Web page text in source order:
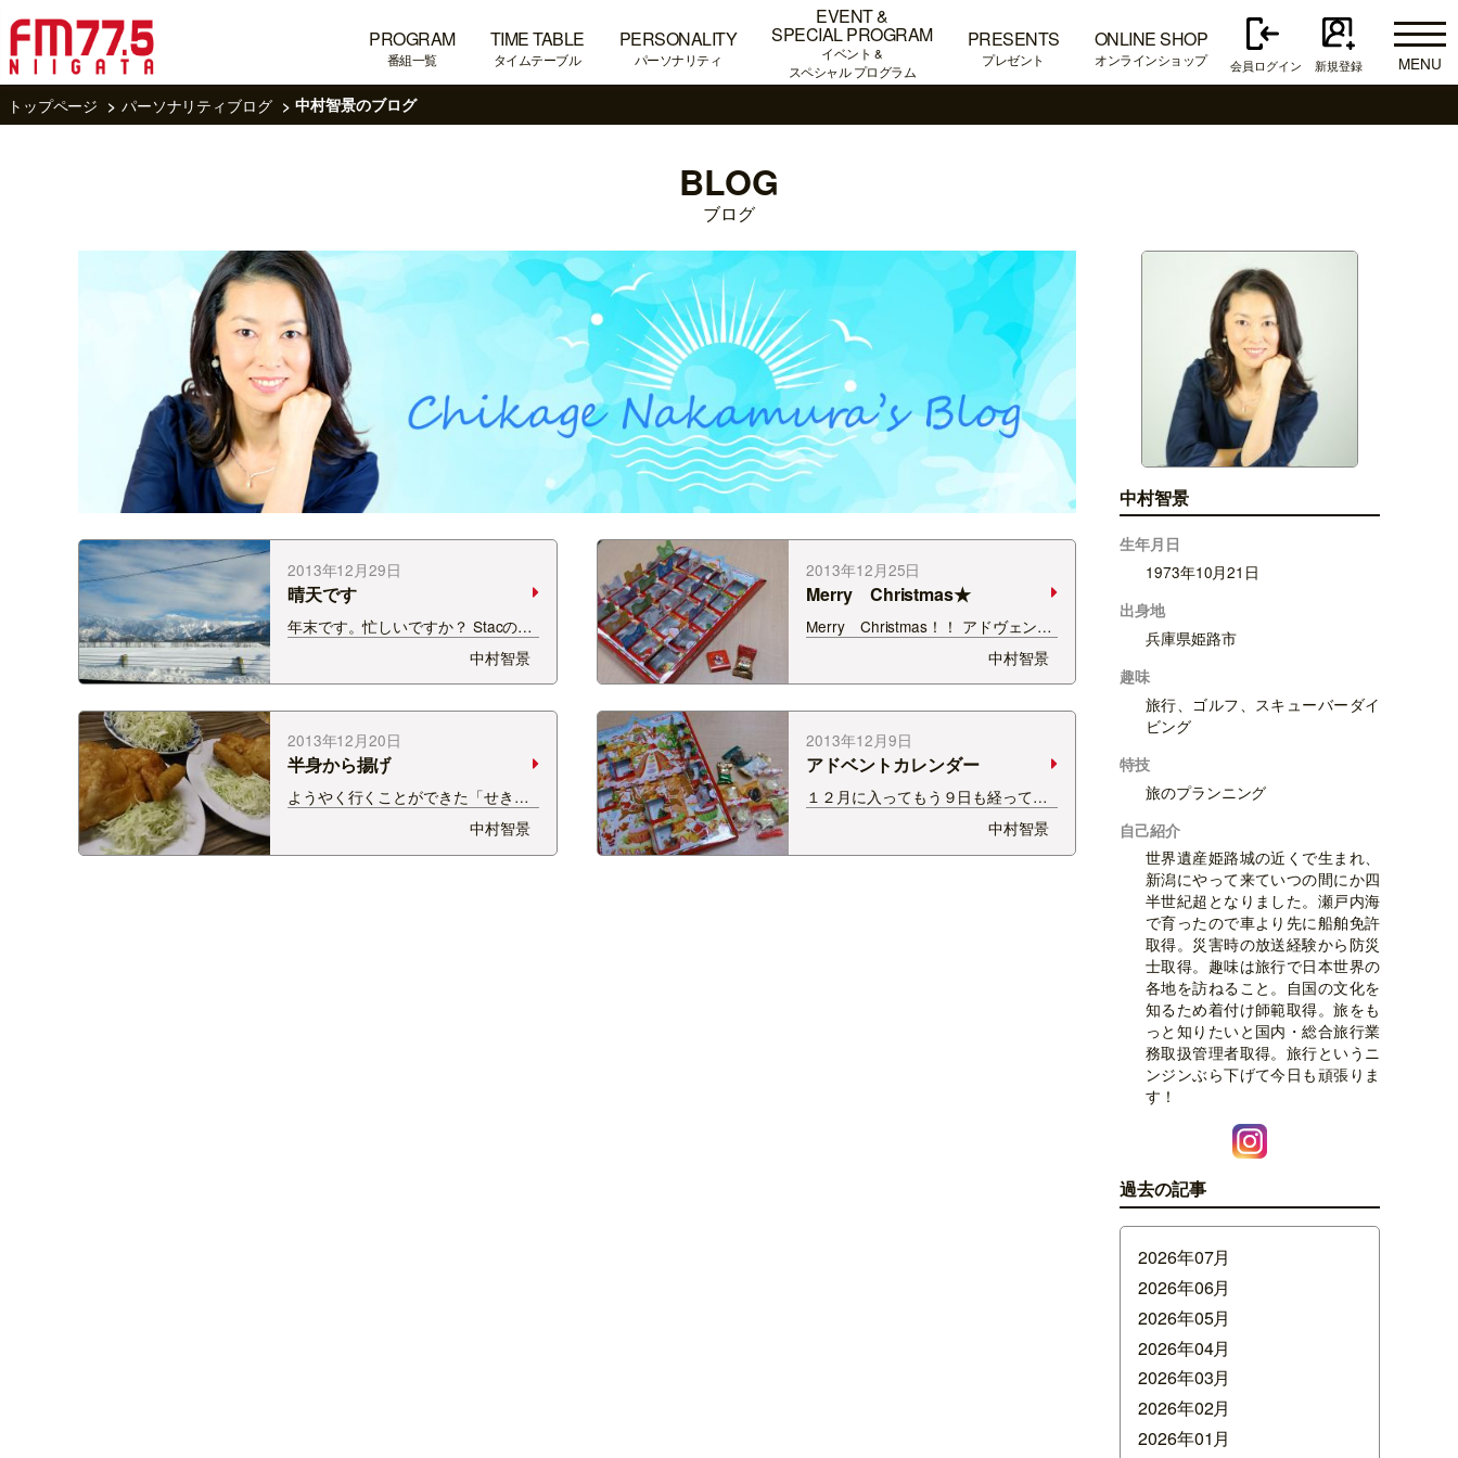
PROGRAM
番組一覧
TIME TABLE
タイムテーブル
PERSONALITY
パーソナリティ
EVENT &
SPECIAL PROGRAM
イベント &
スペシャル プログラム
PRESENTS
プレゼント
ONLINE SHOP
オンラインショップ 会員ログイン 新規登録
MENU
トップページ
パーソナリティブログ 中村智景のブログ
BLOG
ブログ
2013年12月29日
晴天です
年末です。忙しいですか？ Stacの準
備で、スキー場巡りしてます。 今日
は予報がずれたのか、晴天です！ オ
ンエアスタンプラリーは1月3日から
スタート! その1月3日に新たな企画
の発表もあります！ 乞うご期待!! 詳
しくは…
中村智景
2013年12月25日
Merry Christmas★
Merry Christmas！！ アドヴェント
カレンダーも今日がラスト★ 毎日チ
ョコ１つずつだったのに、今日は2個
入ってた！ なぜか、これだけ嬉しい
★ すてきなクリスマスを★
中村智景
2013年12月20日
半身から揚げ
ようやく行くことができた「せきと
り」 「ケンミンＳＨＯＷ」で取り上
げられてから 実家から送ってほしい
と言われてまして・・・。 でも、ア
中村智景
2013年12月9日
アドベントカレンダー
１２月に入ってもう９日も経ってし
まいました。 アドベントカレンダー
を全く開けてなかった☆ アドベント
カレンダーとは・・・ クリスマスの
中村智景
中村智景
生年月日
1973年10月21日
出身地
兵庫県姫路市
趣味
旅行、ゴルフ、スキューバーダイ
ビング
特技
旅のプランニング
自己紹介
世界遺産姫路城の近くで生まれ、
新潟にやって来ていつの間にか四
半世紀超となりました。瀬戸内海
で育ったので車より先に船舶免許
取得。災害時の放送経験から防災
士取得。趣味は旅行で日本世界の
各地を訪ねること。自国の文化を
知るため着付け師範取得。旅をも
っと知りたいと国内・総合旅行業
務取扱管理者取得。旅行というニ
ンジンぶら下げて今日も頑張りま
す！
過去の記事
2026年07月
2026年06月
2026年05月
2026年04月
2026年03月
2026年02月
2026年01月